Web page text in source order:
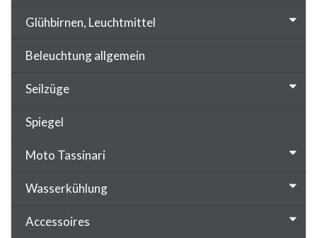
Glühbirnen, Leuchtmittel
Beleuchtung allgemein
Seilzüge
Spiegel
Moto Tassinari
Wasserkühlung
Accessoires